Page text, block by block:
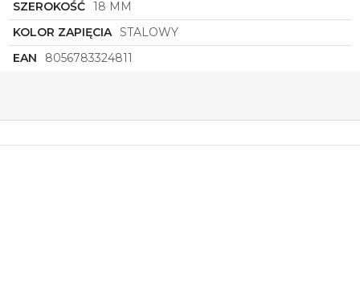
SZEROKOŚĆ 18 MM
KOLOR ZAPIĘCIA STALOWY
EAN
8056783324811